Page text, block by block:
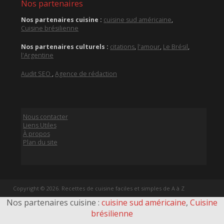
Nos partenaires
Nos partenaires cuisine : cuisine sud américaine,
Cuisine brésilienne
Nos partenaires culturels : citations, l'amour, Le Brésil,
l'Argentine
Audit SEO ,Agence de rédaction
Nous contacter
Liens Utiles
À propos
Plan du site
Copyright © 2026. Recettes de cuisine faciles et simples de A à Z
Nos partenaires cuisine : cuisine sud américaine, Cuisine
brésilienne